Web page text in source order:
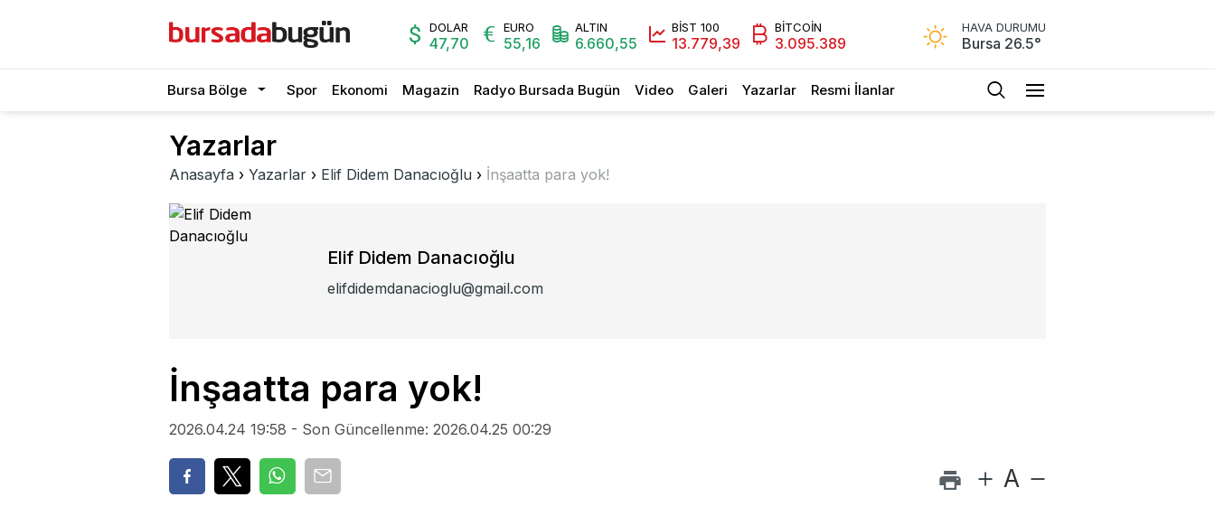
DOLAR
47,70
EURO
55,16
ALTIN
6.660,55
BİST 100
13.779,39
BİTCOİN
3.095.389
HAVA DURUMU
Bursa 26.5°
Bursa Bölge Spor Ekonomi Magazin Radyo Bursada Bugün Video Galeri Yazarlar Resmi İlanlar
Yazarlar
Anasayfa › Yazarlar › Elif Didem Danacıoğlu › İnşaatta para yok!
Elif Didem Danacıoğlu
elifdidemdanacioglu@gmail.com
İnşaatta para yok!
2026.04.24 19:58 - Son Güncellenme: 2026.04.25 00:29
A